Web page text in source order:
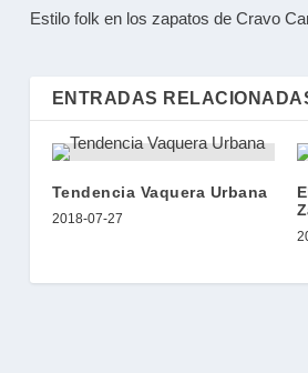
Estilo folk en los zapatos de Cravo
ENTRADAS
Tendencia Vaquera Urbana
2018-07-27